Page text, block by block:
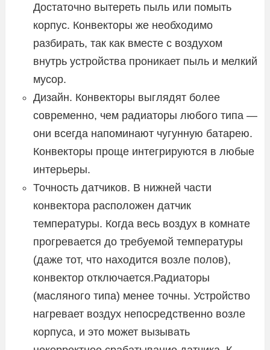
Достаточно вытереть пыль или помыть
корпус. Конвекторы же необходимо
разбирать, так как вместе с воздухом
внутрь устройства проникает пыль и мелкий
мусор.
Дизайн. Конвекторы выглядят более
современно, чем радиаторы любого типа —
они всегда напоминают чугунную батарею.
Конвекторы проще интегрируются в любые
интерьеры.
Точность датчиков. В нижней части
конвектора расположен датчик
температуры. Когда весь воздух в комнате
прогревается до требуемой температуры
(даже тот, что находится возле полов),
конвектор отключается.Радиаторы
(масляного типа) менее точны. Устройство
нагревает воздух непосредственно возле
корпуса, и это может вызывать